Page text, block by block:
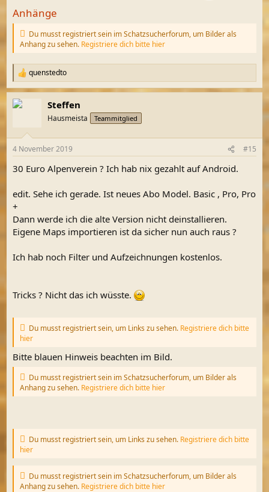
Anhänge
Du musst registriert sein im Schatzsucherforum, um Bilder als
Anhang zu sehen. Registriere dich bitte hier
R
e
a
k
e
:
quenstedto
Steffen
Hausmeista Teammitglied
4 November 2019 #15
30 Euro Alpenverein ? Ich hab nix gezahlt auf Android.
edit. Sehe ich gerade. Ist neues Abo Model. Basic , Pro, Pro
+
Dann werde ich die alte Version nicht deinstallieren.
Eigene Maps importieren ist da sicher nun auch raus ?
Ich hab noch Filter und Aufzeichnungen kostenlos.
Tricks ? Nicht das ich wüsste.
Du musst registriert sein, um Links zu sehen. Registriere dich bitte
hier
Bitte blauen Hinweis beachten im Bild.
Du musst registriert sein im Schatzsucherforum, um Bilder als
Anhang zu sehen. Registriere dich bitte hier
Du musst registriert sein, um Links zu sehen. Registriere dich bitte
hier
Du musst registriert sein im Schatzsucherforum, um Bilder als
Anhang zu sehen. Registriere dich bitte hier